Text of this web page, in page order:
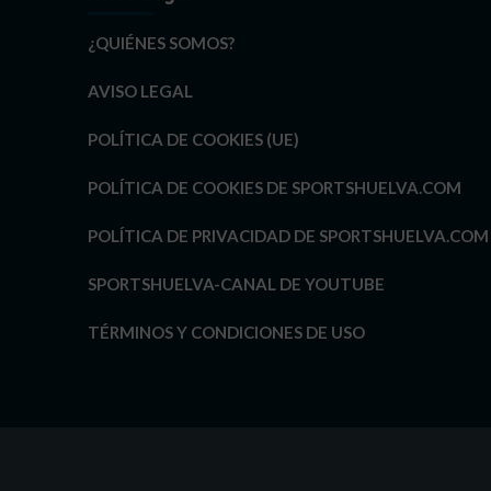
¿QUIÉNES SOMOS?
AVISO LEGAL
POLÍTICA DE COOKIES (UE)
POLÍTICA DE COOKIES DE SPORTSHUELVA.COM
POLÍTICA DE PRIVACIDAD DE SPORTSHUELVA.COM
SPORTSHUELVA-CANAL DE YOUTUBE
TÉRMINOS Y CONDICIONES DE USO